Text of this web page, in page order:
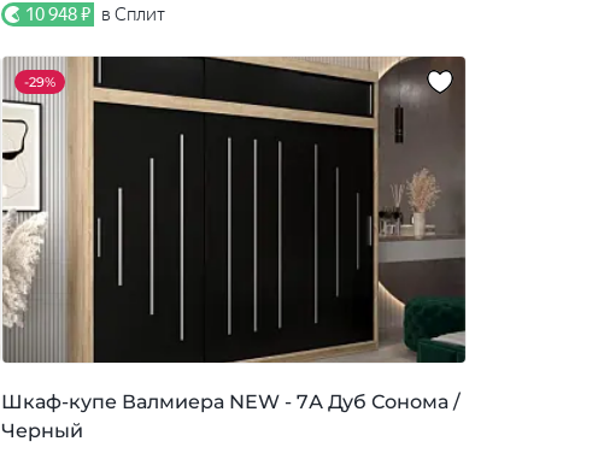
10 948 ₽ в Сплит
-29%
Шкаф-купе Валмиера NEW - 7А Дуб Сонома /
Черный